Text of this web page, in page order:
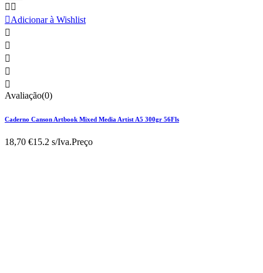
 
Adicionar à Wishlist





Avaliação(0)
Caderno Canson Artbook Mixed Media Artist A5 300gr 56Fls
18,70 €15.2 s/Iva.Preço